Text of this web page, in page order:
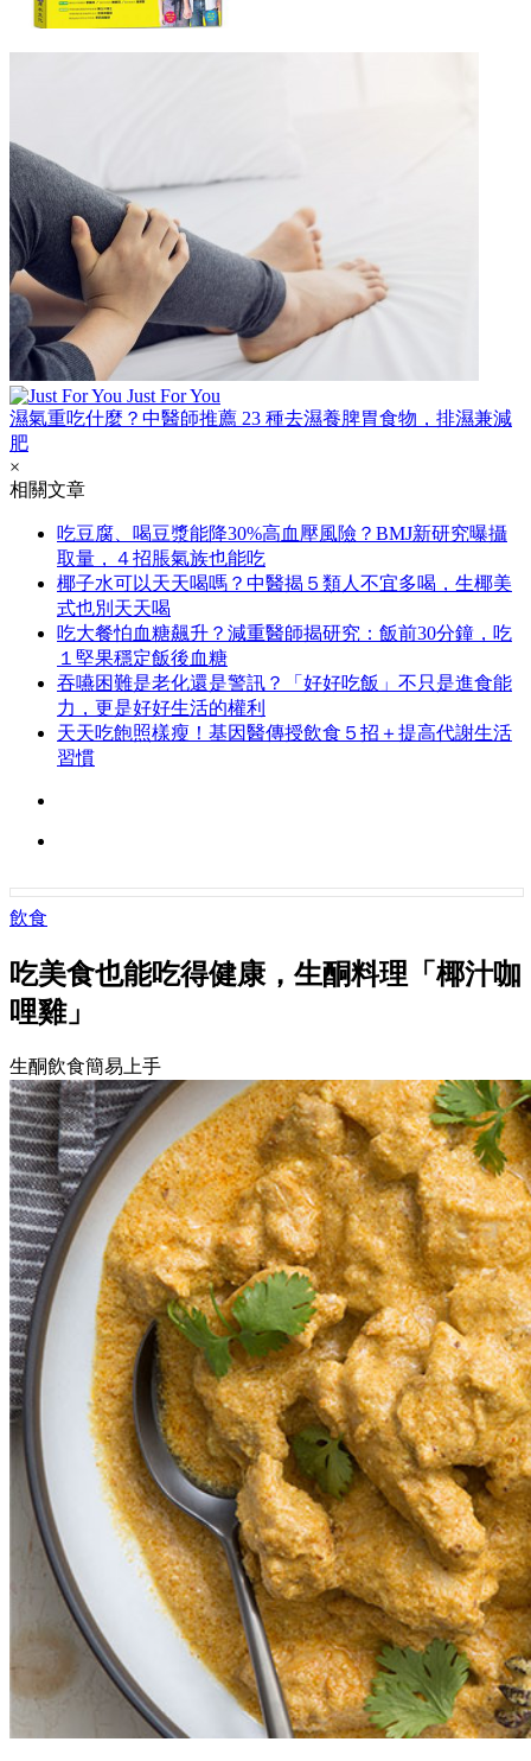
Just For You
濕氣重吃什麼？中醫師推薦 23 種去濕養脾胃食物，排濕兼減
肥
×
相關文章
吃豆腐、喝豆漿能降30%高血壓風險？BMJ新研究曝攝
取量，４招脹氣族也能吃
椰子水可以天天喝嗎？中醫揭５類人不宜多喝，生椰美
式也別天天喝
吃大餐怕血糖飆升？減重醫師揭研究：飯前30分鐘，吃
１堅果穩定飯後血糖
吞嚥困難是老化還是警訊？「好好吃飯」不只是進食能
力，更是好好生活的權利
天天吃飽照樣瘦！基因醫傳授飲食５招＋提高代謝生活
習慣
飲食
吃美食也能吃得健康，生酮料理「椰汁咖
哩雞」
生酮飲食簡易上手